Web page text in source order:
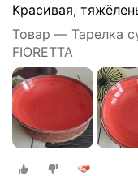
Красивая,
Товар — Тарелка
FIORETTA